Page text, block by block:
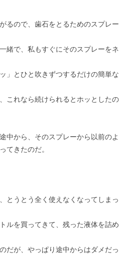
るので、歯石をとるためのスプレー
緒で、私もすぐにそのスプレーをネ
」とひと吹きずつするだけの簡単な
これなら続けられるとホッとしたの
中から、そのスプレーから以前のよ
てきたのだ。
とうとう全く使えなくなってしまっ
ルを買ってきて、残った液体を詰め
だが、やっぱり途中からはダメだっ